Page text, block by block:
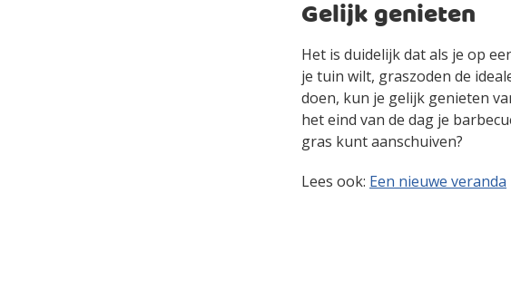
Gelijk genieten
Het is duidelijk dat als je op
je tuin wilt, graszoden de
doen, kun je gelijk genieten
het eind van de dag je
gras kunt aanschuiven?
Lees ook: Een nieuwe veranda